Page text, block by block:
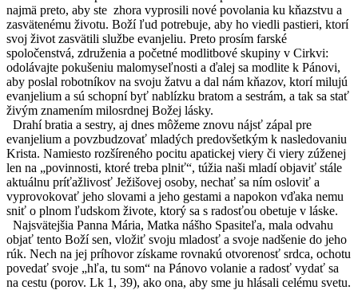
najmä preto, aby ste zhora vyprosili nové povolania ku kňazstvu a
zasvätenému životu. Boží ľud potrebuje, aby ho viedli pastieri, ktorí
svoj život zasvätili službe evanjeliu. Preto prosím farské
spoločenstvá, združenia a početné modlitbové skupiny v Cirkvi:
odolávajte pokušeniu malomyseľnosti a ďalej sa modlite k Pánovi,
aby poslal robotníkov na svoju žatvu a dal nám kňazov, ktorí milujú
evanjelium a sú schopní byť nablízku bratom a sestrám, a tak sa stať
živým znamením milosrdnej Božej lásky.
Drahí bratia a sestry, aj dnes môžeme znovu nájsť zápal pre
evanjelium a povzbudzovať mladých predovšetkým k nasledovaniu
Krista. Namiesto rozšíreného pocitu apatickej viery či viery zúženej
len na „povinnosti, ktoré treba plniť“, túžia naši mladí objaviť stále
aktuálnu príťažlivosť Ježišovej osoby, nechať sa ním osloviť a
vyprovokovať jeho slovami a jeho gestami a napokon vďaka nemu
sniť o plnom ľudskom živote, ktorý sa s radosťou obetuje v láske.
Najsvätejšia Panna Mária, Matka nášho Spasiteľa, mala odvahu
objať tento Boží sen, vložiť svoju mladosť a svoje nadšenie do jeho
rúk. Nech na jej príhovor získame rovnakú otvorenosť srdca, ochotu
povedať svoje „hľa, tu som“ na Pánovo volanie a radosť vydať sa
na cestu (porov. Lk 1, 39), ako ona, aby sme ju hlásali celému svetu.